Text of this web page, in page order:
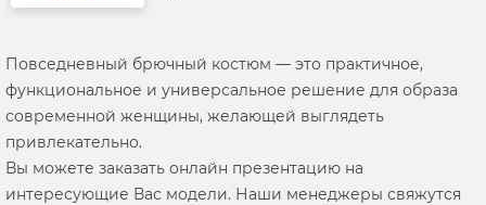
Повседневный брючный костюм — это практичное,
функциональное и универсальное решение для образа
современной женщины, желающей выглядеть
привлекательно.
Вы можете заказать онлайн презентацию на
интересующие Вас модели. Наши менеджеры свяжутся